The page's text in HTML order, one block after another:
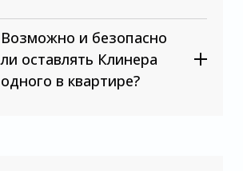
Возможно и безопасно
ли оставлять Клинера
одного в квартире?